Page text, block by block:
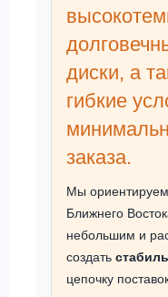
диски, а
гибкие
заказа.
Мы
Ближнего
небольшим и
создать
цепочку